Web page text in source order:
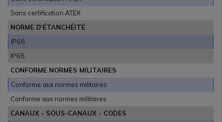
Sans certification ATEX
NORME D'ÉTANCHÉITÉ
IP68
IP68
CONFORME NORMES MILITAIRES
Conforme aux normes militaires
Conforme aux normes militaires
CANAUX - SOUS-CANAUX - CODES